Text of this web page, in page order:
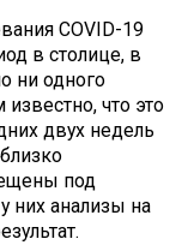
COVID-19
в столице, в
ни одного
что это
двух недель
под
них анализы на